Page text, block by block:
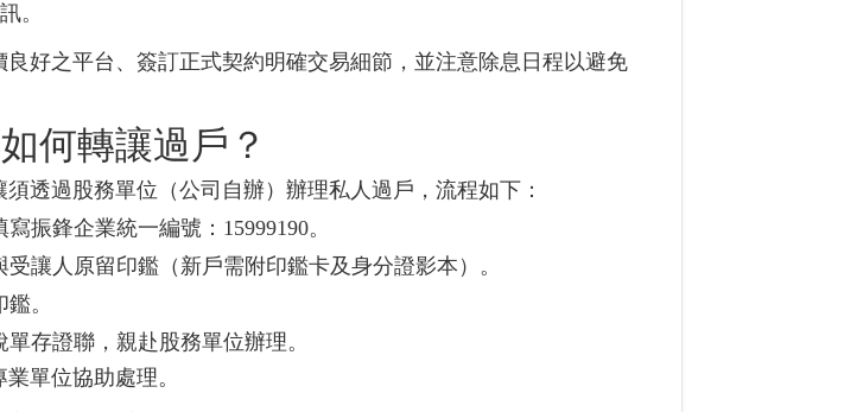
。
良好之平台、簽訂正式契約明確交易細節，並注意除息日程以避免
何轉讓過戶？
透過股務單位（公司自辦）辦理私人過戶，流程如下：
振鋒企業統一編號：15999190。
讓人原留印鑑（新戶需附印鑑卡及身分證影本）。
。
存證聯，親赴股務單位辦理。
單位協助處理。